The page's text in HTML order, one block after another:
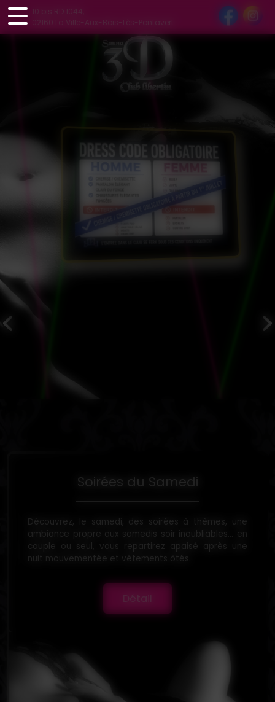
Panneau de gestion des cookies
10 bis RD 1044,
02160 La Ville-Aux-Bois-Lès-Pontavert
Soirées du Samedi
Découvrez, le samedi, des soirées à thèmes, une
ambiance propre aux samedis soir inoubliables... en
couple ou seul, vous repartirez apaisé après une
nuit mouvementée et vêtements ôtés.
Détail